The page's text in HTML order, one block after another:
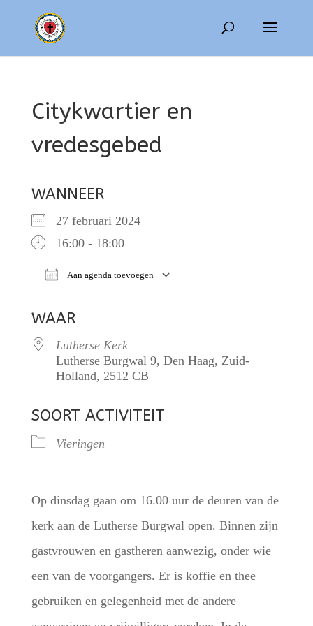
Citykwartier en
vredesgebed
WANNEER
27 februari 2024
16:00 - 18:00
Aan agenda toevoegen
WAAR
Lutherse Kerk
Lutherse Burgwal 9, Den Haag, Zuid-
Holland, 2512 CB
SOORT ACTIVITEIT
Vieringen
Op dinsdag gaan om 16.00 uur de deuren van de
kerk aan de Lutherse Burgwal open. Binnen zijn
gastvrouwen en gastheren aanwezig, onder wie
een van de voorgangers. Er is koffie en thee
gebruiken en gelegenheid met de andere